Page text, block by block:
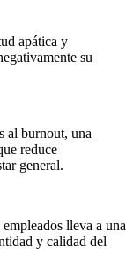
apática y
su
al burnout, una
reduce
general.
lleva a una
y calidad del